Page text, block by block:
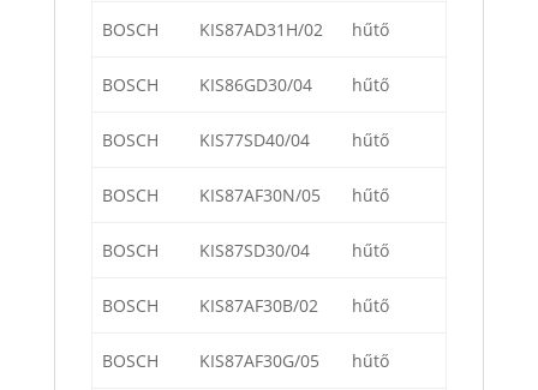
BOSCH KIS87AD31H/02 hűtő
BOSCH KIS86GD30/04 hűtő
BOSCH KIS77SD40/04 hűtő
BOSCH KIS87AF30N/05 hűtő
BOSCH KIS87SD30/04 hűtő
BOSCH KIS87AF30B/02 hűtő
BOSCH KIS87AF30G/05 hűtő